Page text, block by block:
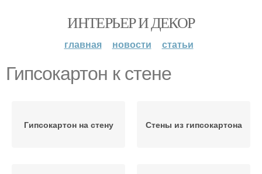
ИНТЕРЬЕР И ДЕКОР
главная новости статьи
Гипсокартон к стене
Гипсокартон на стену Стены из гипсокартона